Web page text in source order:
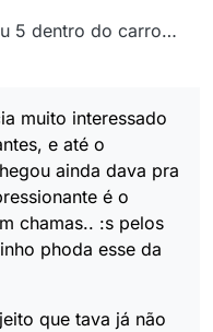
5 dentro do carro…
muito interessado
e até o
ainda dava pra
é o
chamas.. :s pelos
phoda esse da
que tava já não